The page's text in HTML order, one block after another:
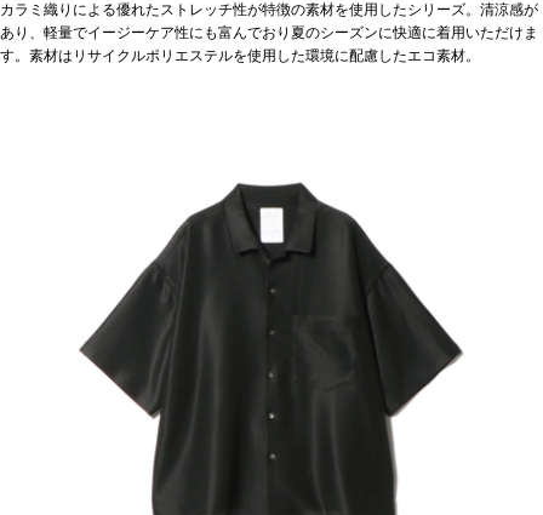
カラミ織りによる優れたストレッチ性が特徴の素材を使用したシリーズ。清涼感が
あり、軽量でイージーケア性にも富んでおり夏のシーズンに快適に着用いただけま
す。素材はリサイクルポリエステルを使用した環境に配慮したエコ素材。